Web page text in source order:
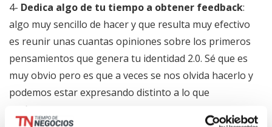
4- Dedica algo de tu tiempo a obtener feedback:
algo muy sencillo de hacer y que resulta muy efectivo
es reunir unas cuantas opiniones sobre los primeros
pensamientos que genera tu identidad 2.0. Sé que es
muy obvio pero es que a veces se nos olvida hacerlo y
podemos estar expresando distinto a lo que
teníamos en mente.